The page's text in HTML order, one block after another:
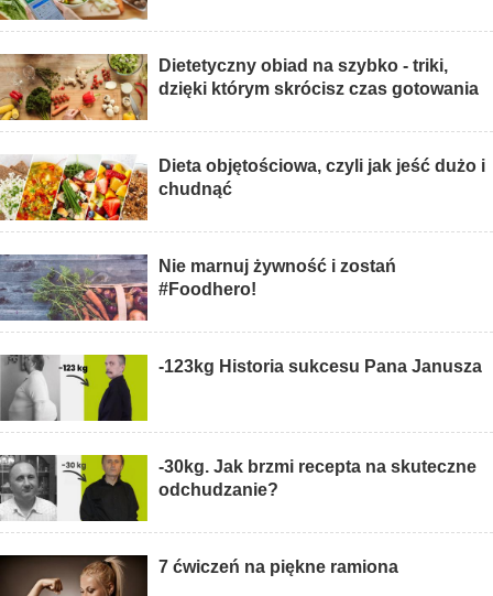
Dietetyczny obiad na szybko - triki,
dzięki którym skrócisz czas gotowania
Dieta objętościowa, czyli jak jeść dużo i
chudnąć
Nie marnuj żywność i zostań
#Foodhero!
-123kg Historia sukcesu Pana Janusza
-30kg. Jak brzmi recepta na skuteczne
odchudzanie?
7 ćwiczeń na piękne ramiona